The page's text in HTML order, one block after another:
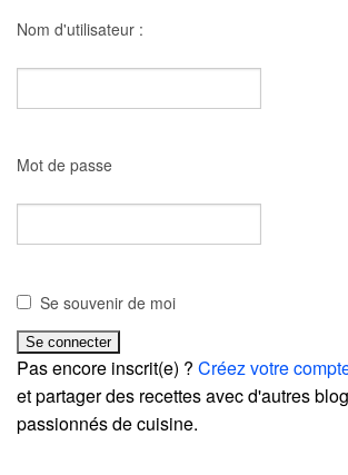
Nom d'utilisateur :
Mot de passe
Se souvenir de moi
Pas encore inscrit(e) ? Créez votre
et partager des recettes avec d'autres
passionnés de cuisine.